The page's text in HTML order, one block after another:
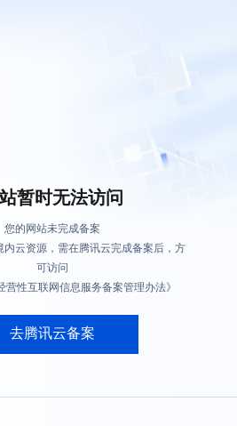
暂时无法访问
您的网站未完成备案
内云资源，需在腾讯云完成备案后，方
可访问
营性互联网信息服务备案管理办法》
去腾讯云备案